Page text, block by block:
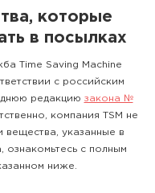
которые
в посылках
Time Saving Machine
с российским
редакцию закона №
компания TSM не
вещества, указанные в
ознакомьтесь с полным
ниже.